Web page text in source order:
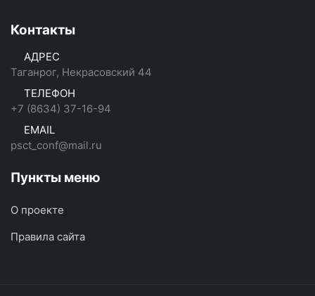
Контакты
АДРЕС
Таганрог, Некрасовский 44
ТЕЛЕФОН
+7 (8634) 37-16-94
EMAIL
psct_conf@mail.ru
Пункты меню
О проекте
Правила сайта